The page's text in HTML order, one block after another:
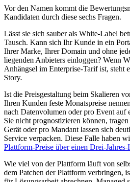
Vor den Namen kommt die
Kandidaten durch diese sechs Fragen.
Lässt sie sich sauber als White-Label
Tausch. Kann sich Ihr Kunde in ein
Ihrer Marke, Ihrer Domain und ohne
liegenden Anbieters einloggen? Wenn
Anhängsel im Enterprise-Tarif ist, steht
Story.
Ist die Preisgestaltung beim Skalieren
Ihren Kunden feste Monatspreise
nach Datenvolumen oder pro Event auf
Sie nicht prognostizieren können,
Gerät oder pro Mandant lassen sich
Service verpacken. Diese Falle haben
Plattform-Preise über einen Drei-
Wie viel von der Plattform läuft von
dem Patchen der Plattform verbringen,